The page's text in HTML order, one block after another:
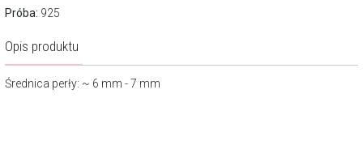
Próba: 925
Opis produktu
Średnica perły: ~ 6 mm - 7 mm